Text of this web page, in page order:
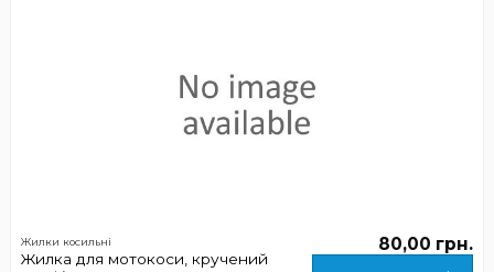
Жилки косильні
Жилка для мотокоси, кручений
80,00 грн.